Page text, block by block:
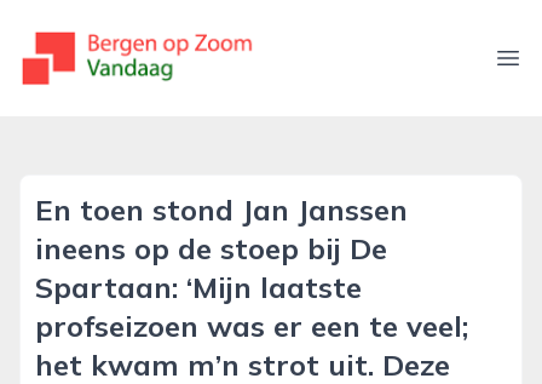
bergenopzoomvandaag.nl
En toen stond Jan Janssen
ineens op de stoep bij De
Spartaan: ‘Mijn laatste
profseizoen was er een te veel;
het kwam m’n strot uit. Deze